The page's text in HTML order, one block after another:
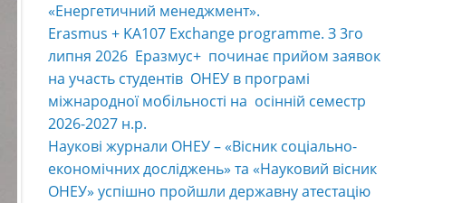
«Енергетичний менеджмент».
Erasmus + KA107 Exchange programme. З 3го
липня 2026 Еразмус+ починає прийом заявок
на участь студентів ОНЕУ в програмі
міжнародної мобільності на осінній семестр
2026-2027 н.р.
Наукові журнали ОНЕУ – «Вісник соціально-
економічних досліджень» та «Науковий вісник
ОНЕУ» успішно пройшли державну атестацію